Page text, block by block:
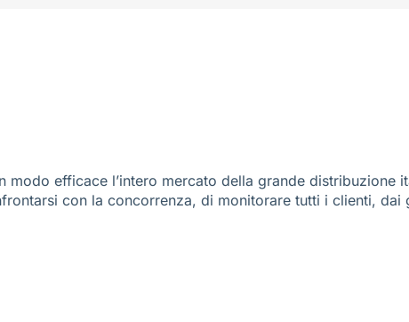
efficace l’intero mercato della grande distribuzione
con la concorrenza, di monitorare tutti i clienti,